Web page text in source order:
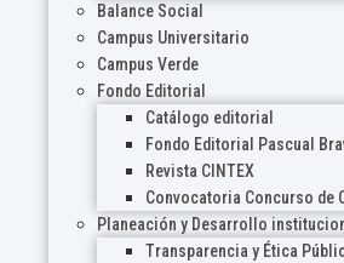
Balance Social
Campus Universitario
Campus Verde
Fondo Editorial
Catálogo editorial
Fondo Editorial Pascual
Revista CINTEX
Convocatoria Concurso de
Planeación y Desarrollo
Transparencia y Ética